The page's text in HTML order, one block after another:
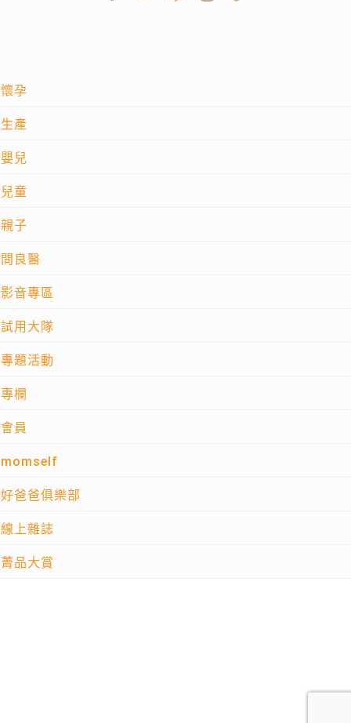
懷孕
生產
嬰兒
兒童
親子
問良醫
影音專區
試用大隊
專題活動
專欄
會員
momself
好爸爸俱樂部
線上雜誌
菁品大賞